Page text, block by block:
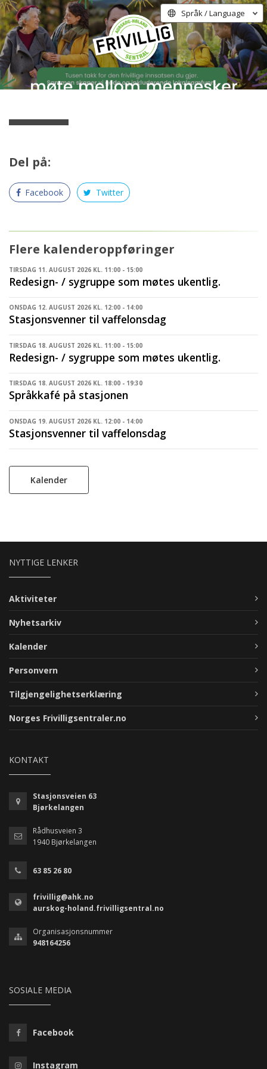
Språk / Language
Del på:
Facebook Twitter
Flere kalenderoppføringer
TIRSDAG 11. AUGUST 2026 KL. 11:00 - 15:00
Redesign- / sygruppe som møtes ukentlig.
ONSDAG 12. AUGUST 2026 KL. 12:00 - 14:00
Stasjonsvenner til vaffelonsdag
TIRSDAG 18. AUGUST 2026 KL. 11:00 - 15:00
Redesign- / sygruppe som møtes ukentlig.
TIRSDAG 18. AUGUST 2026 KL. 18:00 - 19:30
Språkkafé på stasjonen
ONSDAG 19. AUGUST 2026 KL. 12:00 - 14:00
Stasjonsvenner til vaffelonsdag
Kalender
NYTTIGE LENKER
Aktiviteter
Nyhetsarkiv
Kalender
Personvern
Tilgjengelighetserklæring
Norges Frivilligsentraler.no
KONTAKT
Stasjonsveien 63
Bjørkelangen
Rådhusveien 3
1940 Bjørkelangen
63 85 26 80
frivillig@ahk.no
aurskog-holand.frivilligsentral.no
Organisasjonsnummer
948164256
SOSIALE MEDIA
Facebook
Instagram